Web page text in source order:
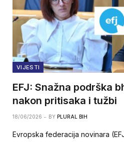
VIJESTI
EFJ: Snažna podrška
nakon pritisaka i tužbi
18/06/2026 BY PLURAL BIH
Evropska federacija novinara